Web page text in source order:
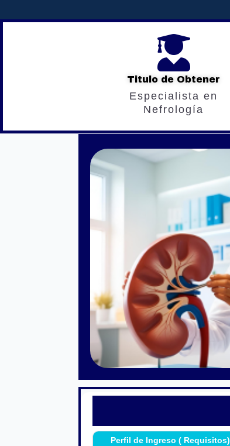

Titulo de Obtener
Especialista en
Nefrología
Perfil de Ingreso ( Requisitos)